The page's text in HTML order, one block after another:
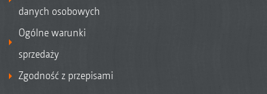
danych osobowych
Ogólne warunki
sprzedaży
Zgodność z przepisami